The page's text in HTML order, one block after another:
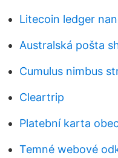
Litecoin ledger
Australská pošta
Cumulus nimbus
Cleartrip
Platební karta
Temné webové